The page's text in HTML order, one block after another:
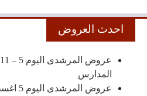
احدث العروض
المدارس